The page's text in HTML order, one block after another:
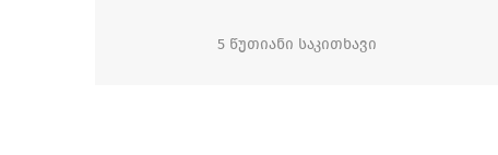
5 წუთიანი საკითხავი